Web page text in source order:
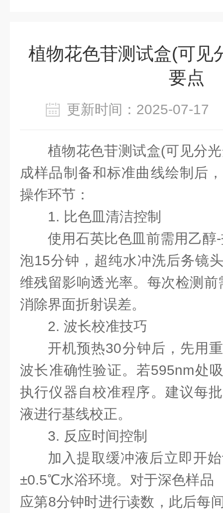
植物花色苷测试盒(可见
要点
更新时间：2025-07-
植物花色苷测试盒(可见分
成样品制备和标准曲线绘制后
操作环节：
1. 比色皿清洁控制
使用石英比色皿前需用乙醇
泡15分钟，超纯水冲洗后务镜
维残留影响透光率。每次检测
消除界面折射误差。
2. 波长校准技巧
开机预热30分钟后，先用
波长准确性验证。若595nm处
执行仪器自校准程序。建议每
液进行基线校正。
3. 反应时间控制
加入提取缓冲液后立即开
±0.5℃水浴环境。对于深色样品
应第8分钟时进行读数，此后每